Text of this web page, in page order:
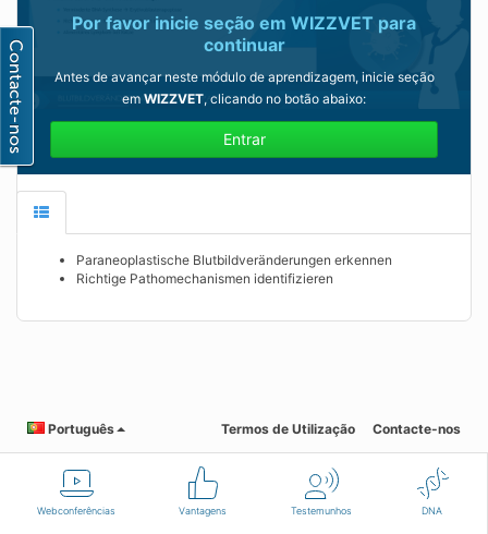
Webconferências Vantagens Testemunhos DNA
Por favor inicie seção em WIZZVET para
continuar
Antes de avançar neste módulo de aprendizagem, inicie seção
em WIZZVET, clicando no botão abaixo:
Entrar
Paraneoplastische Blutbildveränderungen erkennen
Richtige Pathomechanismen identifizieren
Português Termos de Utilização Contacte-nos